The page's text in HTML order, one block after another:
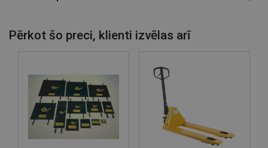
Pērkot šo preci, klienti izvēlas arī